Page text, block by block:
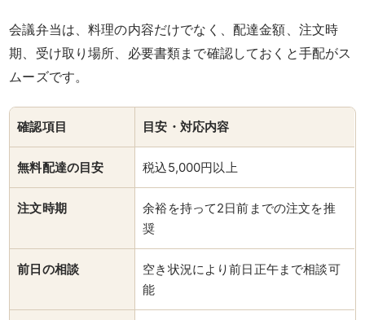
客
様
の
お
知
ら
会議弁当は、料理の内容だけでなく、配達金額、注文時
期、受け取り場所、必要書類まで確認しておくと手配がス
ムーズです。
確認項目 目安・対応内容
無料配達の目安 税込5,000円以上
注文時期
余裕を持って2日前までの注文を推
奨
前日の相談
空き状況により前日正午まで相談可
能